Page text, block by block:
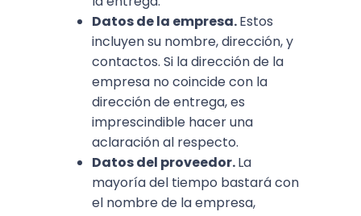
Datos de la empresa.Estos
incluyen su nombre, dirección, y
contactos. Si la dirección de la
empresa no coincide con la
dirección de entrega, es
imprescindible hacer una
aclaración al respecto.
Datos del proveedor.La
mayoría del tiempo bastará con
el nombre de la empresa,